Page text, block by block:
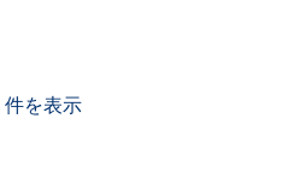
件を表示